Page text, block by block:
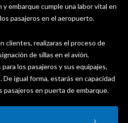
embarque cumple una labor vital en
pasajeros en el aeropuerto.
clientes, realizaras el proceso de
de sillas en el avión,
los pasajeros y sus equipajes,
igual forma, estarás en capacidad
pasajeros en puerta de embarque.